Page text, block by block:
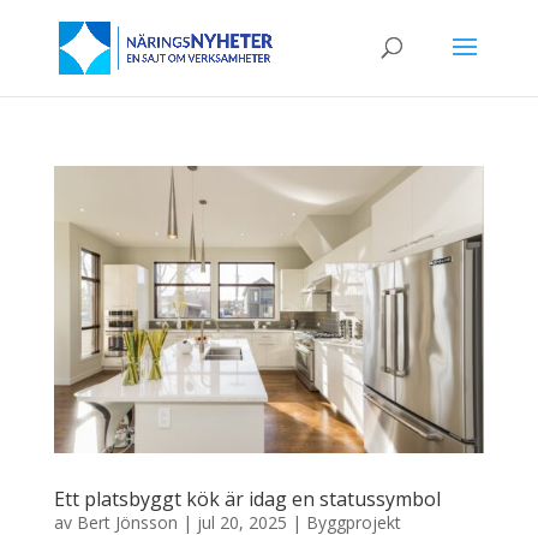
Ett platsbyggt kök är idag en statussymbol
av Bert Jönsson | jul 20, 2025 | Byggprojekt